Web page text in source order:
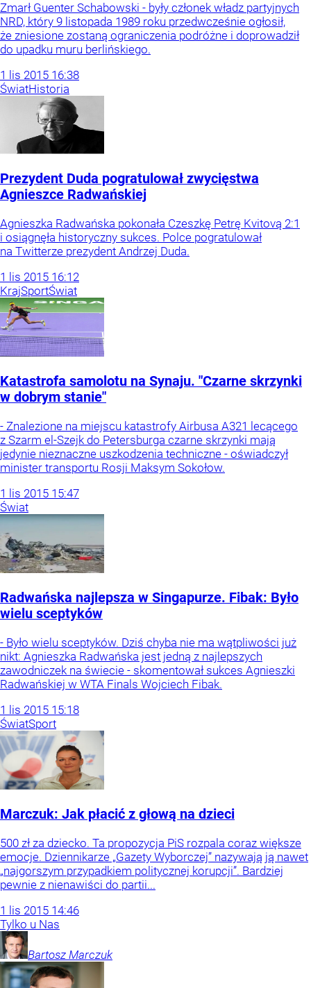
Zmarł Guenter Schabowski - były członek władz partyjnych
NRD, który 9 listopada 1989 roku przedwcześnie ogłosił,
że zniesione zostaną ograniczenia podróżne i doprowadził
do upadku muru berlińskiego.
1 lis 2015 16:38
ŚwiatHistoria
Prezydent Duda pogratulował zwycięstwa
Agnieszce Radwańskiej
Agnieszka Radwańska pokonała Czeszkę Petrę Kvitovą 2:1
i osiągnęła historyczny sukces. Polce pogratulował
na Twitterze prezydent Andrzej Duda.
1 lis 2015 16:12
KrajSportŚwiat
Katastrofa samolotu na Synaju. "Czarne skrzynki
w dobrym stanie"
- Znalezione na miejscu katastrofy Airbusa A321 lecącego
z Szarm el-Szejk do Petersburga czarne skrzynki mają
jedynie nieznaczne uszkodzenia techniczne - oświadczył
minister transportu Rosji Maksym Sokołow.
1 lis 2015 15:47
Świat
Radwańska najlepsza w Singapurze. Fibak: Było
wielu sceptyków
- Było wielu sceptyków. Dziś chyba nie ma wątpliwości już
nikt: Agnieszka Radwańska jest jedną z najlepszych
zawodniczek na świecie - skomentował sukces Agnieszki
Radwańskiej w WTA Finals Wojciech Fibak.
1 lis 2015 15:18
ŚwiatSport
Marczuk: Jak płacić z głową na dzieci
500 zł za dziecko. Ta propozycja PiS rozpala coraz większe
emocje. Dziennikarze „Gazety Wyborczej” nazywają ją nawet
„najgorszym przypadkiem politycznej korupcji”. Bardziej
pewnie z nienawiści do partii...
1 lis 2015 14:46
Tylko u Nas
Bartosz Marczuk